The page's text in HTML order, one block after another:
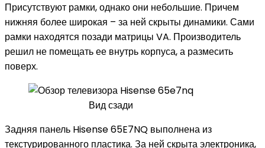
Присутствуют рамки, однако они небольшие. Причем
нижняя более широкая – за ней скрыты динамики. Сами
рамки находятся позади матрицы VA. Производитель
решил не помещать ее внутрь корпуса, а размесить
поверх.
Вид сзади
Задняя панель Hisense 65E7NQ выполнена из
текстурированного пластика. За ней скрыта электроника,